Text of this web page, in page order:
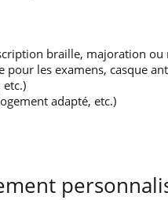
braille, majoration
les examens, casque
adapté, etc.)